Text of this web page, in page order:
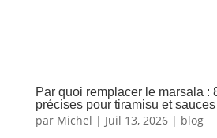
Par quoi remplacer le marsala :
précises pour tiramisu et sauces
par Michel | Juil 13, 2026| blog